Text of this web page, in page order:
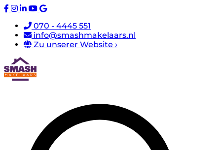
070 - 4445 551
info@smashmakelaars.nl
Zu unserer Website ›